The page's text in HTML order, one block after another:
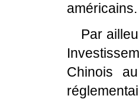
américains.
Par
Chinois